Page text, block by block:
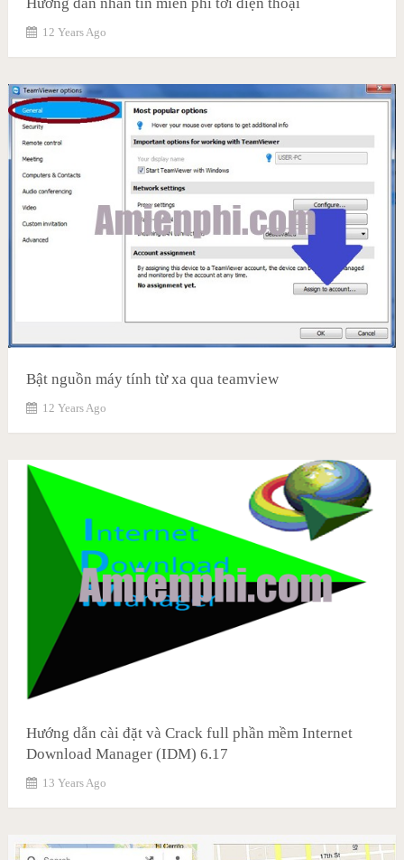
12 Years Ago
Bật nguồn máy tính từ xa qua teamview
12 Years Ago
Hướng dẫn cài đặt và Crack full phần mềm Internet
Download Manager (IDM) 6.17
13 Years Ago